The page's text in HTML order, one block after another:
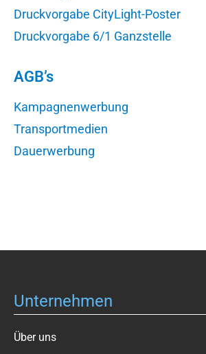
Druckvorgabe CityLight-Poster
Druckvorgabe 6/1 Ganzstelle
AGB’s
Kampagnenwerbung
Transportmedien
Dauerwerbung
Unternehmen
Über uns